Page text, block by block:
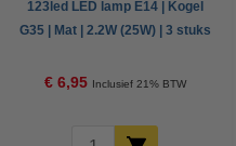
123led LED lamp E14 | Kogel
G35 | Mat | 2.2W (25W) | 3 stuks
€ 6,95 Inclusief 21% BTW